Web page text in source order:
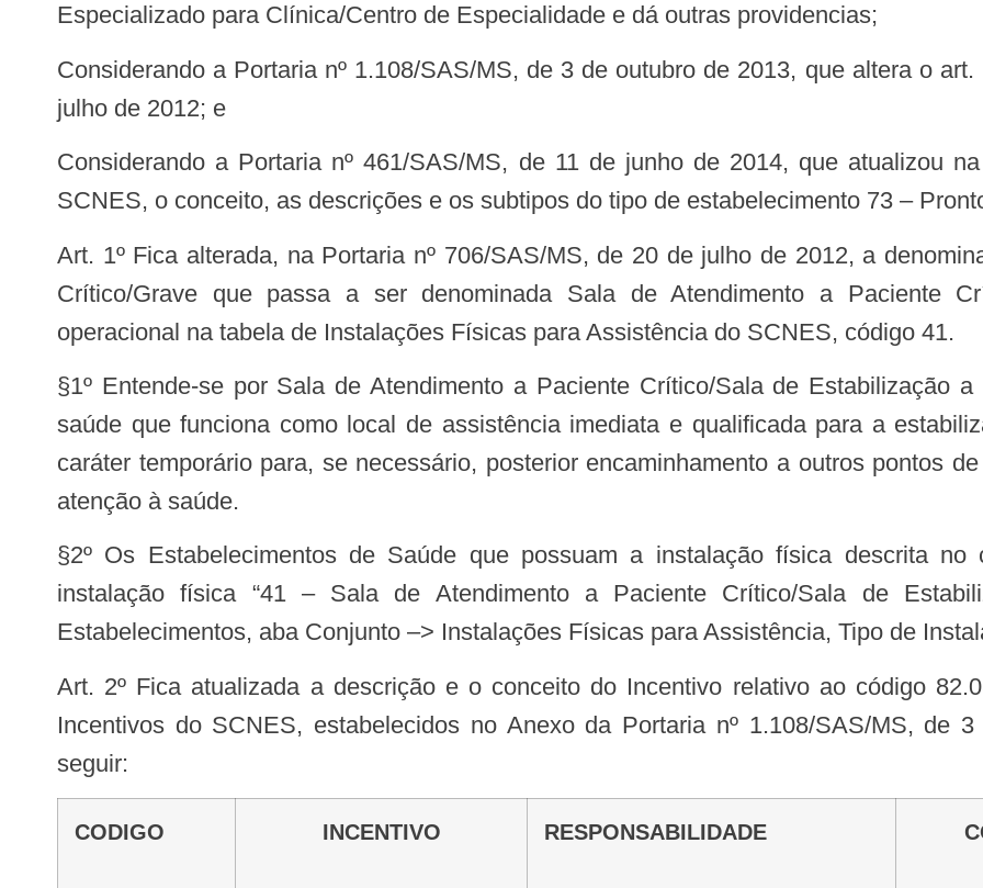
Especializado para Clínica/Centro de Especialidade e dá outras providencias;
Considerando a Portaria nº 1.108/SAS/MS, de 3 de outubro de 2013, que altera o art. 19 da Portaria nº 706/SAS/MS, de 20 de
julho de 2012; e
Considerando a Portaria nº 461/SAS/MS, de 11 de junho de 2014, que atualizou na tabela de Tipo de Estabelecimentos do
SCNES, o conceito, as descrições e os subtipos do tipo de estabelecimento 73 –
Art. 1º Fica alterada, na Portaria nº 706/SAS/MS, de 20 de julho de 2012, a denominação da Sala de Atendimento a Paciente
Crítico/Grave que passa a ser denominada Sala de Atendimento a Paciente
operacional na tabela de Instalações Físicas para Assistência do SCNES, código 41.
§1º Entende-se por Sala de Atendimento a Paciente Crítico/Sala de Estabilização a instalação física em estabelecimento de
saúde que funciona como local de assistência imediata e qualificada para a
caráter temporário para, se necessário, posterior encaminhamento a outros pontos
atenção à saúde.
§2º Os Estabelecimentos de Saúde que possuam a instalação física descrita no caput deverão informar a existência da
instalação física “41 – Sala de Atendimento a Paciente Crítico/Sala de
Estabelecimentos, aba Conjunto –> Instalações Físicas para Assistência, Tipo de
Art. 2º Fica atualizada a descrição e o conceito do Incentivo relativo ao código 82.08 – Sala de Estabilização na Tabela de
Incentivos do SCNES, estabelecidos no Anexo da Portaria nº 1.108/SAS/MS, de
seguir:
CODIGO INCENTIVO RESPONSABILIDADE